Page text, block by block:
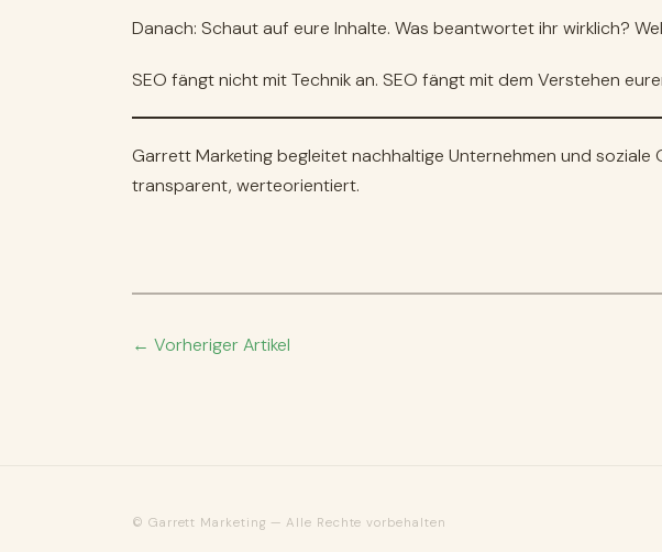
Danach: Schaut auf eure Inhalte. Was beantwortet ihr wirklich?
SEO fängt nicht mit Technik an. SEO fängt mit dem Verstehen
Garrett Marketing begleitet nachhaltige Unternehmen und
transparent, werteorientiert.
← Vorheriger Artikel
© Garrett Marketing — Alle Rechte vorbehalten